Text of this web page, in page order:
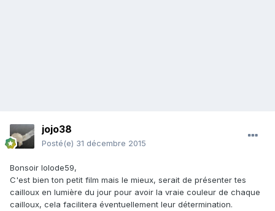
jojo38
Posté(e) 31 décembre 2015
Bonsoir lolode59,
C'est bien ton petit film mais le mieux, serait de présenter tes
cailloux en lumière du jour pour avoir la vraie couleur de chaque
cailloux, cela facilitera éventuellement leur détermination.